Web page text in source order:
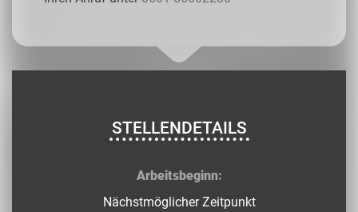
STELLENDETAILS
Arbeitsbeginn:
Nächstmöglicher Zeitpunkt